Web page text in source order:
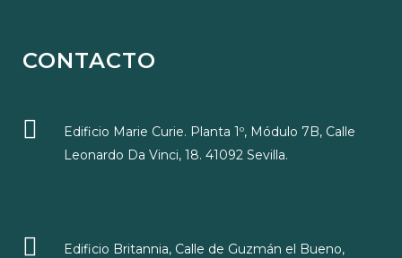
CONTACTO
Edificio Marie Curie. Planta 1º, Módulo 7B, Calle
Leonardo Da Vinci, 18. 41092 Sevilla.
Edificio Britannia, Calle de Guzmán el Bueno,